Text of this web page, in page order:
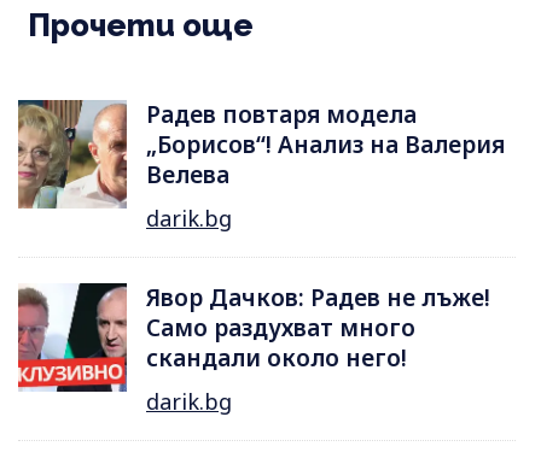
Прочети още
Радев повтаря модела
„Борисов“! Анализ на Валерия
Велева
darik.bg
Явор Дачков: Радев не лъже!
Само раздухват много
скандали около него!
darik.bg